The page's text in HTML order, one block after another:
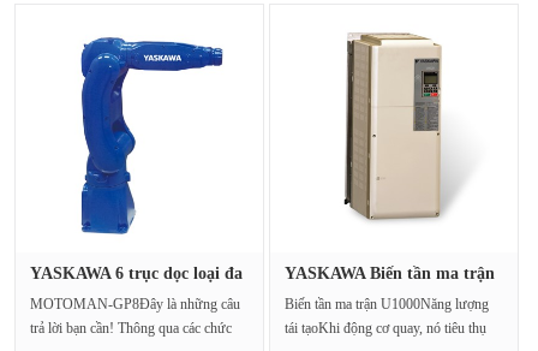
YASKAWA 6 trục dọc loại đa
MOTOMAN-GP8Đây là những câu
trả lời bạn cần! Thông qua các chức
YASKAWA Biến tần ma trận
Biến tần ma trận U1000Năng lượng
tái tạoKhi động cơ quay, nó tiêu thụ